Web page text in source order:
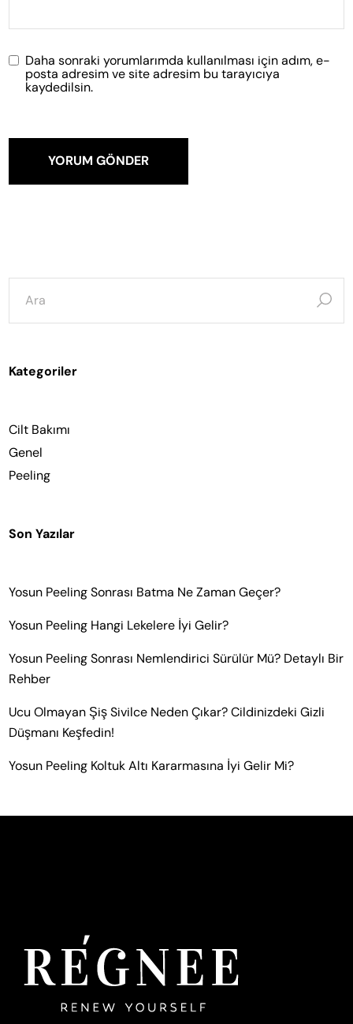
Daha sonraki yorumlarımda kullanılması için adım, e-
posta adresim ve site adresim bu tarayıcıya
kaydedilsin.
YORUM GÖNDER
şunun
için
ara:
Kategoriler
Cilt Bakımı
Genel
Peeling
Son Yazılar
Yosun Peeling Sonrası Batma Ne Zaman Geçer?
Yosun Peeling Hangi Lekelere İyi Gelir?
Yosun Peeling Sonrası Nemlendirici Sürülür Mü? Detaylı Bir
Rehber
Ucu Olmayan Şiş Sivilce Neden Çıkar? Cildinizdeki Gizli
Düşmanı Keşfedin!
Yosun Peeling Koltuk Altı Kararmasına İyi Gelir Mi?